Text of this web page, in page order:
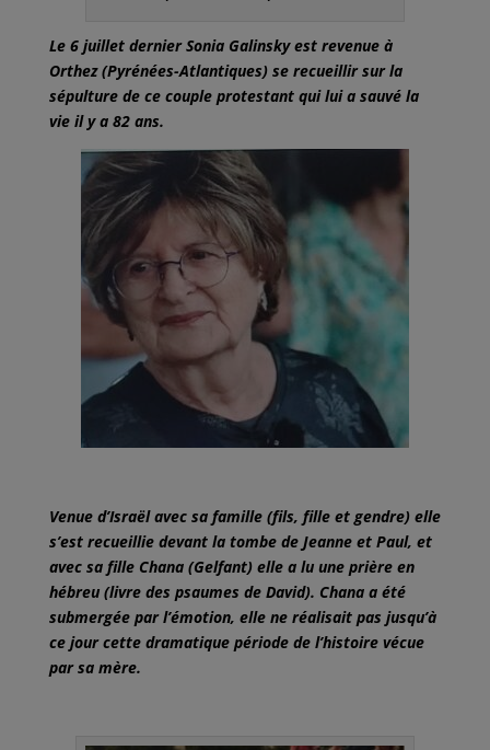
Le 6 juillet dernier Sonia Galinsky est revenue à
Orthez (Pyrénées-Atlantiques) se recueillir sur la
sépulture de ce couple protestant qui lui a sauvé la
vie il y a 82 ans.
Venue d’Israël avec sa famille (fils, fille et gendre) elle
s’est recueillie devant la tombe de Jeanne et Paul, et
avec sa fille Chana (Gelfant) elle a lu une prière en
hébreu (livre des psaumes de David). Chana a été
submergée par l’émotion, elle ne réalisait pas jusqu’à
ce jour cette dramatique période de l’histoire vécue
par sa mère.